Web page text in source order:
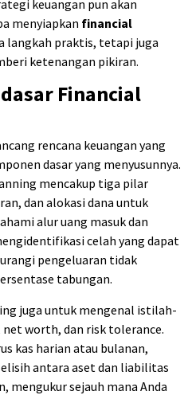
keuangan pun akan
menyiapkan financial
langkah praktis, tetapi juga
ketenangan pikiran.
Financial
rencana keuangan yang
dasar yang menyusunnya.
mencakup tiga pilar
dan alokasi dana untuk
alur uang masuk dan
celah yang dapat
pengeluaran tidak
tabungan.
juga untuk mengenal istilah-
worth, dan risk tolerance.
kas harian atau bulanan,
antara aset dan liabilitas
mengukur sejauh mana Anda